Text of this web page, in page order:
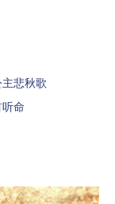
悲秋歌
命